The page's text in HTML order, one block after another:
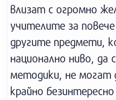
влизат с огромно
учителите за
другите предмети,
национално ниво, да
методики, не могат
крайно